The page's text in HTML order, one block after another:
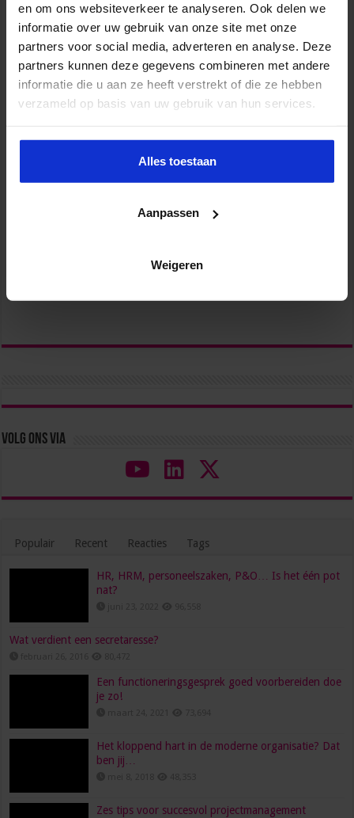
en om ons websiteverkeer te analyseren. Ook delen we
informatie over uw gebruik van onze site met onze
partners voor social media, adverteren en analyse. Deze
partners kunnen deze gegevens combineren met andere
informatie die u aan ze heeft verstrekt of die ze hebben
verzameld op basis van uw gebruik van hun services.
Alles toestaan
Aanpassen
Weigeren
Volg ons via
Populair Recent Reacties Tags
HR, HRM, personeelszaken, P&O… Is het één pot
nat?
Wat verdient een secretaresse?
Een functioneringsgesprek goed voorbereiden doe
je zo!
Het kloppend hart in de moderne organisatie? Dat
ben jij…
Zes tips voor succesvol projectmanagement